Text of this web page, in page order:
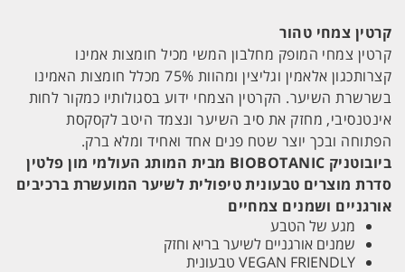
קרטין צמחי טהור
קרטין צמחי המופק מחלבון המשי מכיל חומצות אמינו
קצרותכגון אלאמין וגליצין ומהוות 75% מכלל חומצות האמינו
בשרשרת השיער. הקרטין הצמחי ידוע בסגולותיו כמקור לחות
אינטנסיבי, מחזק את סיב השיער ונצמד היטב לקסקסת
הפתוחה ובכך יוצר שטח פנים אחד ואחיד ומלא ברק.
ביובוטניק BIOBOTANIC מבית המותג העולמי מון פלטין
סדרת מוצרים טבעונית טיפולית לשיער המועשרת ברכיבים
אורגניים ושמנים צמחיים
מגע של הטבע
שמנים אורגניים לשיער בריא וחזק
VEGAN FRIENDLY טבעונית